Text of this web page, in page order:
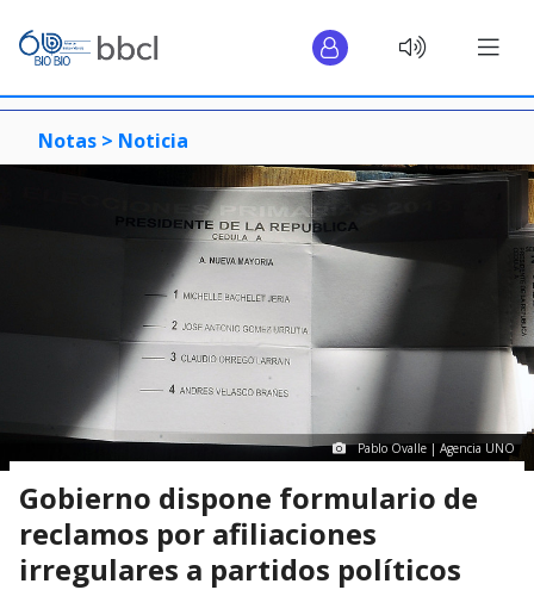
Notas > Noticia
Pablo Ovalle | Agencia UNO
Gobierno dispone formulario de
reclamos por afiliaciones
irregulares a partidos políticos